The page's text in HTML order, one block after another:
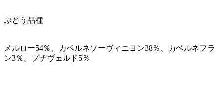
ぶどう品種
メルロー54％、カベルネソーヴィニヨン38％、カベルネフラ
ン3％、プチヴェルド5％